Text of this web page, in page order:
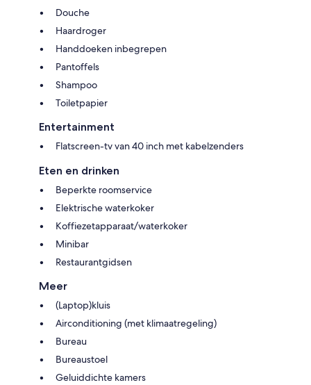
Douche
Haardroger
Handdoeken inbegrepen
Pantoffels
Shampoo
Toiletpapier
Entertainment
Flatscreen-tv van 40 inch met kabelzenders
Eten en drinken
Beperkte roomservice
Elektrische waterkoker
Koffiezetapparaat/waterkoker
Minibar
Restaurantgidsen
Meer
(Laptop)kluis
Airconditioning (met klimaatregeling)
Bureau
Bureaustoel
Geluiddichte kamers